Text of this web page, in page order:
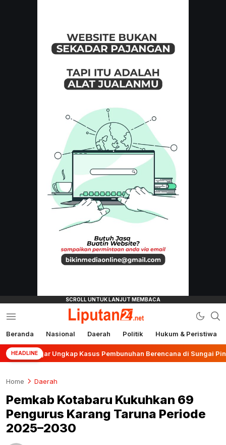
liputan24.net
Beranda Nasional Daerah Politik Hukum & Peristiwa
HEADLINE
Ungkap Kasus Pembunuhan Berencana di Sungai Pinang
Home Daerah
Pemkab Kotabaru Kukuhkan 69
Pengurus Karang Taruna Periode
2025–2030